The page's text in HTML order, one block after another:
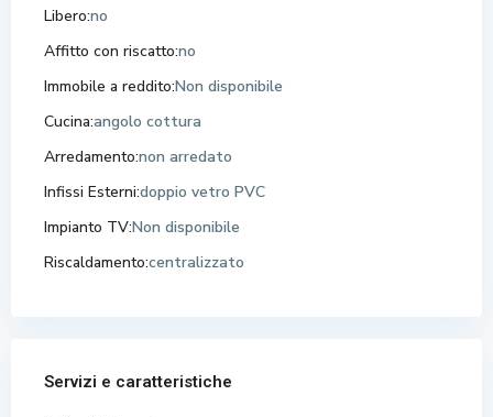
Libero:no
Affitto con riscatto:no
Immobile a reddito:Non disponibile
Cucina:angolo cottura
Arredamento:non arredato
Infissi Esterni:doppio vetro PVC
Impianto TV:Non disponibile
Riscaldamento:centralizzato
Servizi e caratteristiche